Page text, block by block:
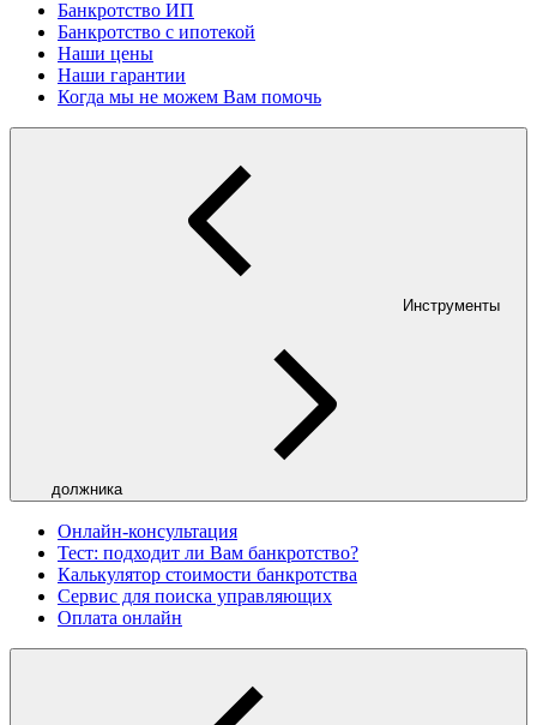
Банкротство ИП
Банкротство с ипотекой
Наши цены
Наши гарантии
Когда мы не можем Вам помочь
Инструменты
должника
Онлайн-консультация
Тест: подходит ли Вам банкротство?
Калькулятор стоимости банкротства
Сервис для поиска управляющих
Оплата онлайн